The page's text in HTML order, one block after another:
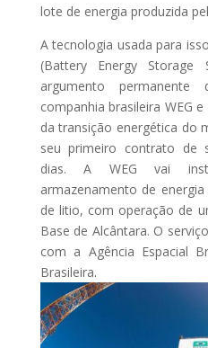
lote de energia produzida
A tecnologia usada para
(Battery Energy Storage
argumento
companhia brasileira WEG
da transição energética do
seu primeiro contrato de
dias. A WEG vai
armazenamento de
de litio, com operação de
Base de Alcântara. O
com a Agência Espacial
Brasileira.